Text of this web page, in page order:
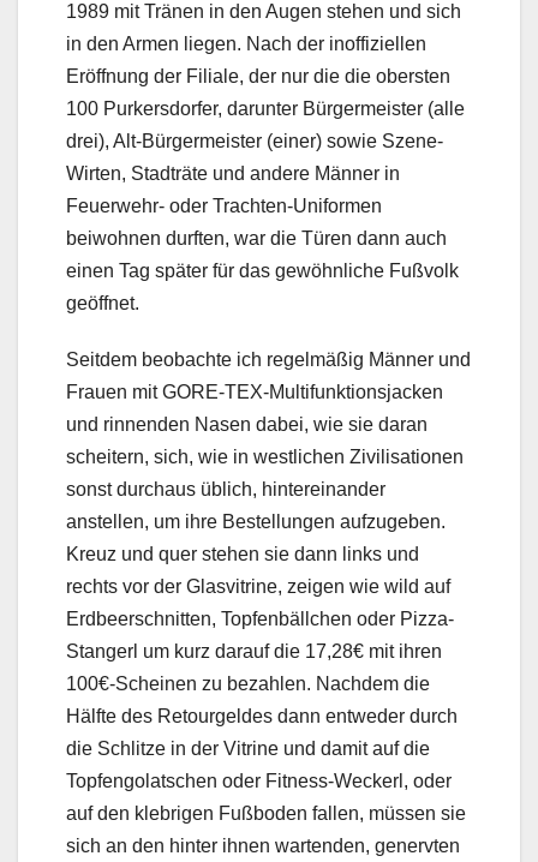
1989 mit Tränen in den Augen stehen und sich
in den Armen liegen. Nach der inoffiziellen
Eröffnung der Filiale, der nur die die obersten
100 Purkersdorfer, darunter Bürgermeister (alle
drei), Alt-Bürgermeister (einer) sowie Szene-
Wirten, Stadträte und andere Männer in
Feuerwehr- oder Trachten-Uniformen
beiwohnen durften, war die Türen dann auch
einen Tag später für das gewöhnliche Fußvolk
geöffnet.
Seitdem beobachte ich regelmäßig Männer und
Frauen mit GORE-TEX-Multifunktionsjacken
und rinnenden Nasen dabei, wie sie daran
scheitern, sich, wie in westlichen Zivilisationen
sonst durchaus üblich, hintereinander
anstellen, um ihre Bestellungen aufzugeben.
Kreuz und quer stehen sie dann links und
rechts vor der Glasvitrine, zeigen wie wild auf
Erdbeerschnitten, Topfenbällchen oder Pizza-
Stangerl um kurz darauf die 17,28€ mit ihren
100€-Scheinen zu bezahlen. Nachdem die
Hälfte des Retourgeldes dann entweder durch
die Schlitze in der Vitrine und damit auf die
Topfengolatschen oder Fitness-Weckerl, oder
auf den klebrigen Fußboden fallen, müssen sie
sich an den hinter ihnen wartenden, genervten